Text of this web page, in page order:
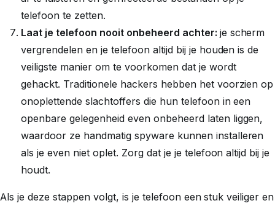
telefoon te zetten.
Laat je telefoon nooit onbeheerd achter: je scherm
vergrendelen en je telefoon altijd bij je houden is de
veiligste manier om te voorkomen dat je wordt
gehackt. Traditionele hackers hebben het voorzien op
onoplettende slachtoffers die hun telefoon in een
openbare gelegenheid even onbeheerd laten liggen,
waardoor ze handmatig spyware kunnen installeren
als je even niet oplet. Zorg dat je je telefoon altijd bij je
houdt.
Als je deze stappen volgt, is je telefoon een stuk veiliger en